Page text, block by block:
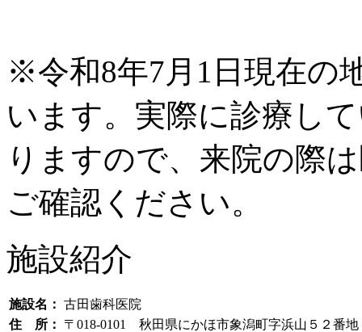
※令和8年7月1日現在の
います。実際に診療し
りますので、来院の際
ご確認ください。
施設紹介
施設名： 古田歯科医院
住 所：
〒018-0101 秋田県にかほ市象潟町字浜山５２番地